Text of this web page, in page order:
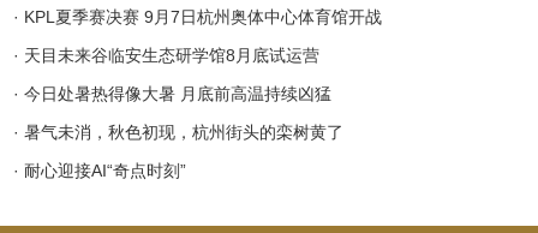
· KPL夏季赛决赛 9月7日杭州奥体中心体育馆开战
· 天目未来谷临安生态研学馆8月底试运营
· 今日处暑热得像大暑 月底前高温持续凶猛
· 暑气未消，秋色初现，杭州街头的栾树黄了
· 耐心迎接AI“奇点时刻”